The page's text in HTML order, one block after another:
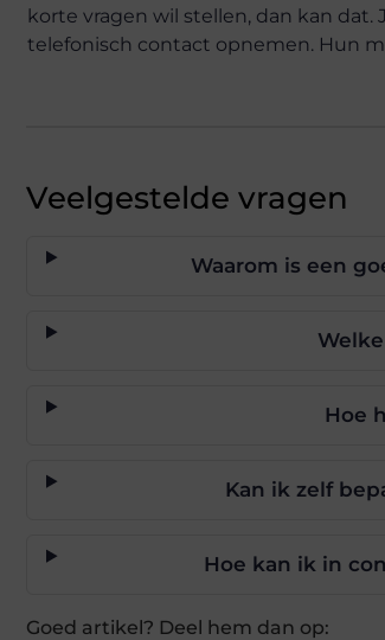
korte vragen wil stellen, dan kan
telefonisch contact opnemen. Hun
Veelgestelde vragen
Waarom is een
Hoe
Kan ik zelf
Hoe kan ik in
Goed artikel? Deel hem dan op: